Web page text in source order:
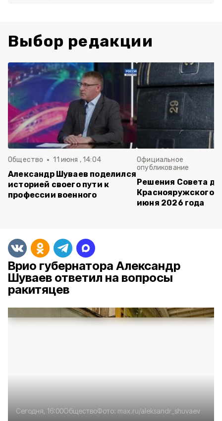
Выбор редакции
Общество 11 июня , 14:04
Александр Шуваев поделился
историей своего пути к
профессии военного
Официальное
опубликование
Решения Совета
Краснояружского
июня 2026 года
Врио губернатора Александр
Шуваев ответил на вопросы
ракитяцев
Сегодня, 16:00ОбществоФото: max.ru/aleksandr_shuvaev